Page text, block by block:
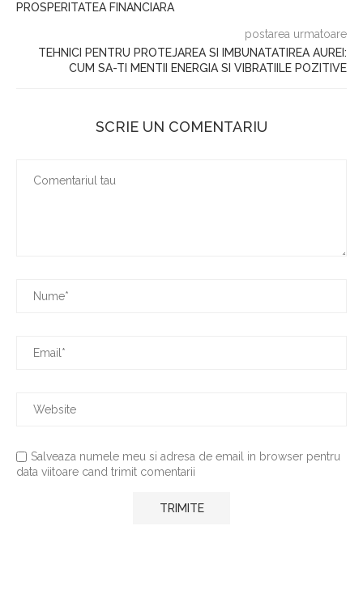
PROSPERITATEA FINANCIARA
postarea urmatoare
TEHNICI PENTRU PROTEJAREA SI IMBUNATATIREA AUREI:
CUM SA-TI MENTII ENERGIA SI VIBRATIILE POZITIVE
SCRIE UN COMENTARIU
Salveaza numele meu si adresa de email in browser pentru
data viitoare cand trimit comentarii